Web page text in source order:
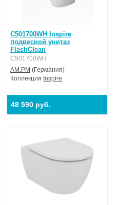
C501700WH Inspire
подвесной унитаз
FlashClean
C501700WH
AM.PM (Германия)
Коллекция Inspire
48 590 руб.